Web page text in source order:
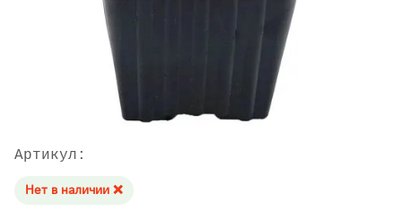
Артикул:
Нет в наличии ❌